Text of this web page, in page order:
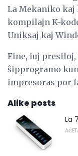
La Mekaniko
kompilajn K-
Uniksaj kaj
Fine, iuj presiloj,
ŝipprogramo
impresoras por
Alike posts
La